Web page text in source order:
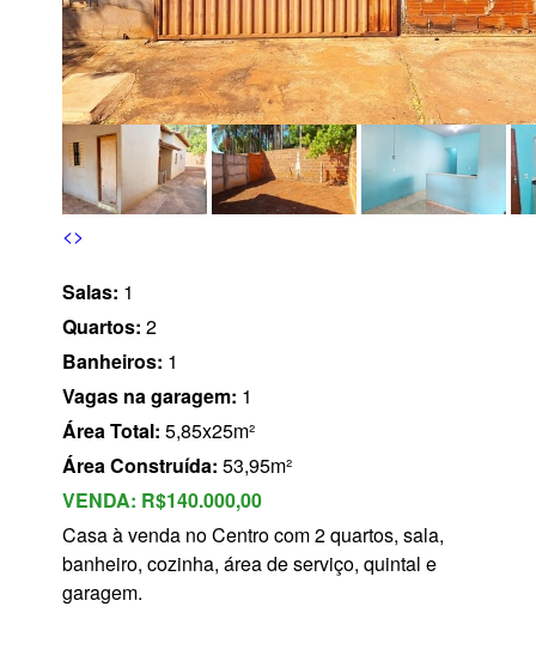
<>
Salas: 1
Quartos: 2
Banheiros: 1
Vagas na garagem: 1
Área Total: 5,85x25m²
Área Construída: 53,95m²
VENDA: R$140.000,00
Casa à venda no Centro com 2 quartos, sala,
banheiro, cozinha, área de serviço, quintal e
garagem.